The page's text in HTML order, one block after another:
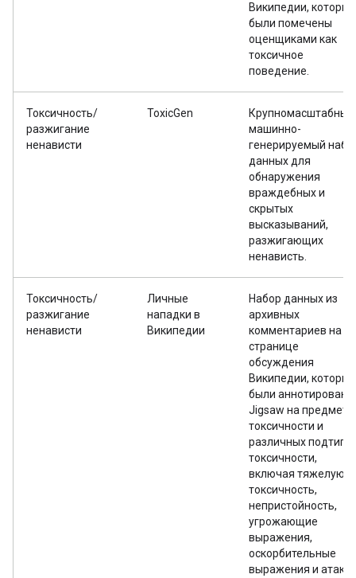
Википедии, которые
были помечены
оценщиками как
токсичное
поведение.
Токсичность/
разжигание
ненависти
ToxicGen
Крупномасштабный
машинно-
генерируемый
данных для
обнаружения
враждебных и
скрытых
высказываний,
разжигающих
ненависть.
Токсичность/
разжигание
ненависти
Личные
нападки в
Википедии
Набор данных из
архивных
комментариев на
странице
обсуждения
Википедии, которые
были аннотированы
Jigsaw на предмет
токсичности и
различных
токсичности,
включая тяжелую
токсичность,
непристойность,
угрожающие
выражения,
оскорбительные
выражения и атаки